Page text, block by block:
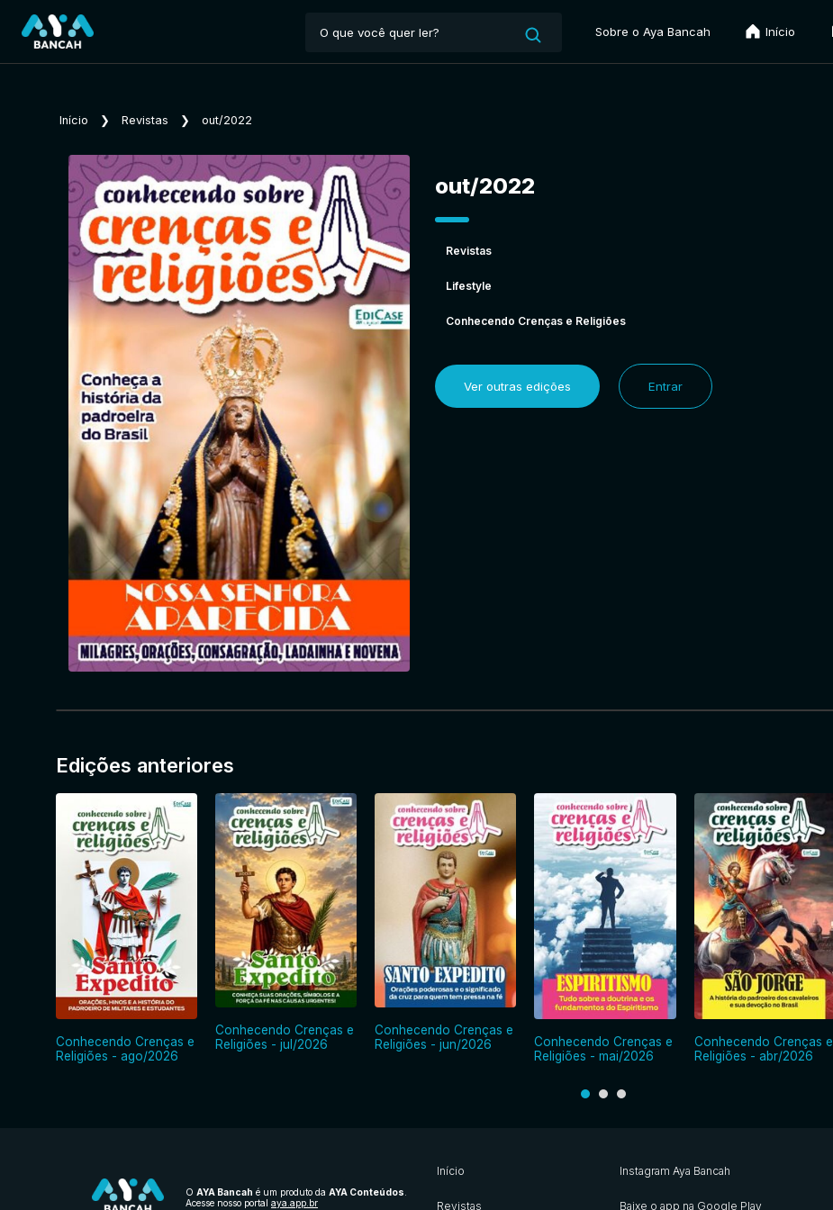
Sobre o Aya Bancah Início
Início ❯ Revistas ❯ out/2022
out/2022
Revistas
Lifestyle
Conhecendo Crenças e Religiões
Ver outras edições Entrar
Edições anteriores
Conhecendo Crenças e
Religiões - ago/2026
Conhecendo Crenças e
Religiões - jul/2026
Conhecendo Crenças e
Religiões - jun/2026
Conhecendo Crenças e
Religiões - mai/2026
Conhecendo Crenças e
Religiões - abr/2026
O AYA Bancah é um produto da AYA Conteúdos
Acesse nosso portal aya.app.br
Início
Revistas
Instagram Aya Bancah
Baixe o app na Google Play